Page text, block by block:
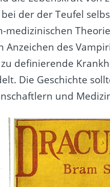
der der Teufel
medizinischen
Anzeichen des
definierende
Die Geschichte
und